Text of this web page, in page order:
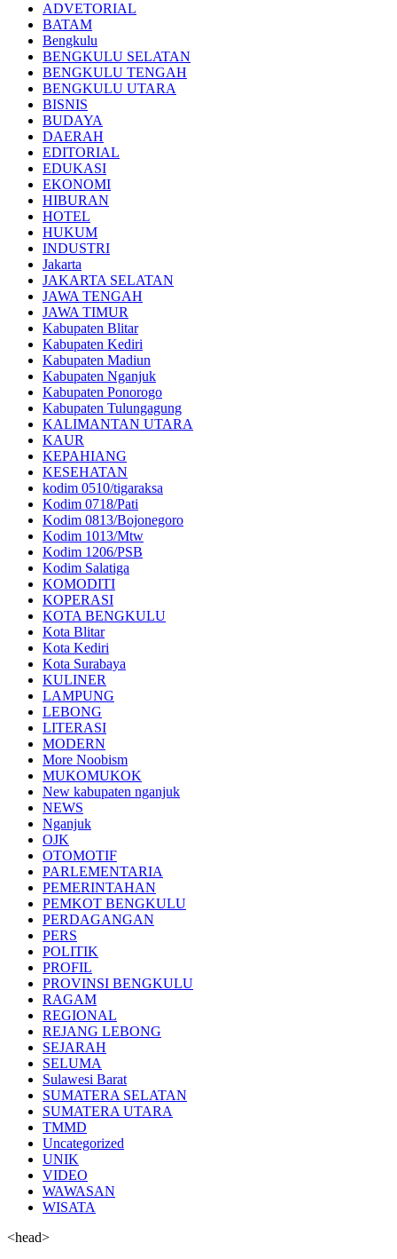
ADVETORIAL
BATAM
Bengkulu
BENGKULU SELATAN
BENGKULU TENGAH
BENGKULU UTARA
BISNIS
BUDAYA
DAERAH
EDITORIAL
EDUKASI
EKONOMI
HIBURAN
HOTEL
HUKUM
INDUSTRI
Jakarta
JAKARTA SELATAN
JAWA TENGAH
JAWA TIMUR
Kabupaten Blitar
Kabupaten Kediri
Kabupaten Madiun
Kabupaten Nganjuk
Kabupaten Ponorogo
Kabupaten Tulungagung
KALIMANTAN UTARA
KAUR
KEPAHIANG
KESEHATAN
kodim 0510/tigaraksa
Kodim 0718/Pati
Kodim 0813/Bojonegoro
Kodim 1013/Mtw
Kodim 1206/PSB
Kodim Salatiga
KOMODITI
KOPERASI
KOTA BENGKULU
Kota Blitar
Kota Kediri
Kota Surabaya
KULINER
LAMPUNG
LEBONG
LITERASI
MODERN
More Noobism
MUKOMUKOK
New kabupaten nganjuk
NEWS
Nganjuk
OJK
OTOMOTIF
PARLEMENTARIA
PEMERINTAHAN
PEMKOT BENGKULU
PERDAGANGAN
PERS
POLITIK
PROFIL
PROVINSI BENGKULU
RAGAM
REGIONAL
REJANG LEBONG
SEJARAH
SELUMA
Sulawesi Barat
SUMATERA SELATAN
SUMATERA UTARA
TMMD
Uncategorized
UNIK
VIDEO
WAWASAN
WISATA
<head>